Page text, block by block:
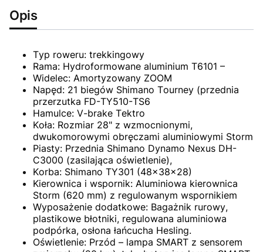
Opis
Typ roweru: trekkingowy
Rama: Hydroformowane aluminium T6101 –
Widelec: Amortyzowany ZOOM
Napęd: 21 biegów Shimano Tourney (przednia
przerzutka FD-TY510-TS6
Hamulce: V-brake Tektro
Koła: Rozmiar 28" z wzmocnionymi,
dwukomorowymi obręczami aluminiowymi Storm
Piasty: Przednia Shimano Dynamo Nexus DH-
C3000 (zasilająca oświetlenie),
Korba: Shimano TY301 (48x38x28)
Kierownica i wspornik: Aluminiowa kierownica
Storm (620 mm) z regulowanym wspornikiem
Wyposażenie dodatkowe: Bagażnik rurowy,
plastikowe błotniki, regulowana aluminiowa
podpórka, osłona łańcucha Hesling.
Oświetlenie: Przód – lampa SMART z sensorem